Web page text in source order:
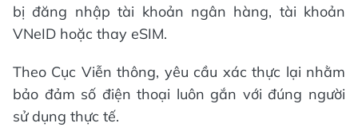
bị đăng nhập tài khoản ngân hàng, tài khoản
VNeID hoặc thay eSIM.
Theo Cục Viễn thông, yêu cầu xác thực lại nhằm
bảo đảm số điện thoại luôn gắn với đúng người
sử dụng thực tế.